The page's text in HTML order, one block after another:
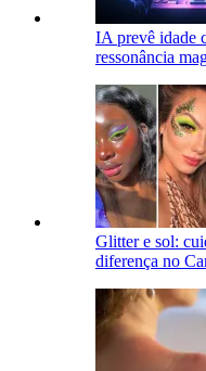
IA prevê idade
ressonância
Glitter e sol:
diferença no